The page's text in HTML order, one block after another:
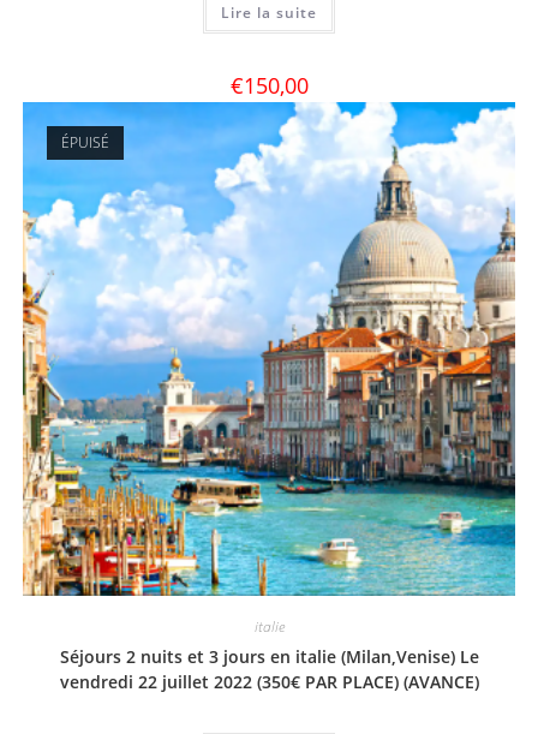
Lire la suite
€150,00
ÉPUISÉ
italie
Séjours 2 nuits et 3 jours en italie (Milan,Venise) Le
vendredi 22 juillet 2022 (350€ PAR PLACE) (AVANCE)